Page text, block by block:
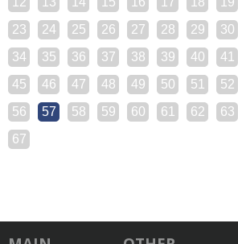
23
24 25 26 27 28 29 30
34
35 36 37 38 39 40 41
45
46 47 48 49 50 51 52
56
57 58 59 60 61 62 63
67